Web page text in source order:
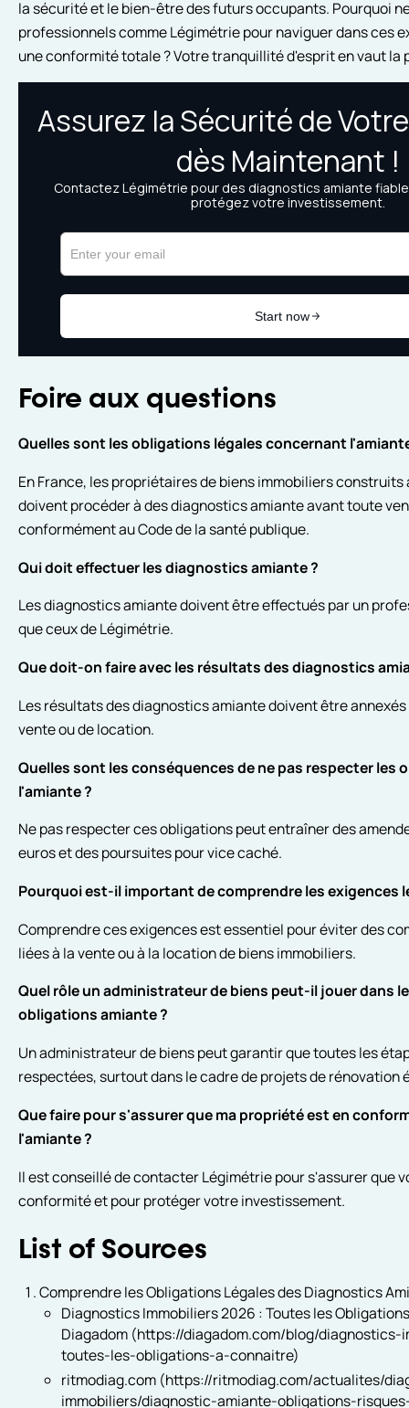
la sécurité et le bien-être des futurs occupants. Pourquoi
professionnels comme Légimétrie pour naviguer dans ces
une conformité totale ? Votre tranquillité d'esprit en vaut la
Foire aux questions
Quelles sont les obligations légales concernant
En France, les propriétaires de biens immobiliers construits
doivent procéder à des diagnostics amiante avant toute
conformément au Code de la santé publique.
Qui doit effectuer les diagnostics amiante ?
Les diagnostics amiante doivent être effectués par un
que ceux de Légimétrie.
Que doit-on faire avec les résultats des diagnostics
Les résultats des diagnostics amiante doivent être
vente ou de location.
Quelles sont les conséquences de ne pas respecter les
l'amiante ?
Ne pas respecter ces obligations peut entraîner des
euros et des poursuites pour vice caché.
Pourquoi est-il important de comprendre les exigences
Comprendre ces exigences est essentiel pour éviter des
liées à la vente ou à la location de biens immobiliers.
Quel rôle un administrateur de biens peut-il jouer dans
obligations amiante ?
Un administrateur de biens peut garantir que toutes les
respectées, surtout dans le cadre de projets de rénovation
Que faire pour s'assurer que ma propriété est en
l'amiante ?
Il est conseillé de contacter Légimétrie pour s'assurer que
conformité et pour protéger votre investissement.
List of Sources
Comprendre les Obligations Légales des Diagnostics
Diagnostics Immobiliers 2026 : Toutes les
Diagadom (https://diagadom.com/blog/
toutes-les-obligations-a-connaitre)
ritmodiag.com (https://ritmodiag.com/actualites/
immobiliers/diagnostic-amiante-obligations-